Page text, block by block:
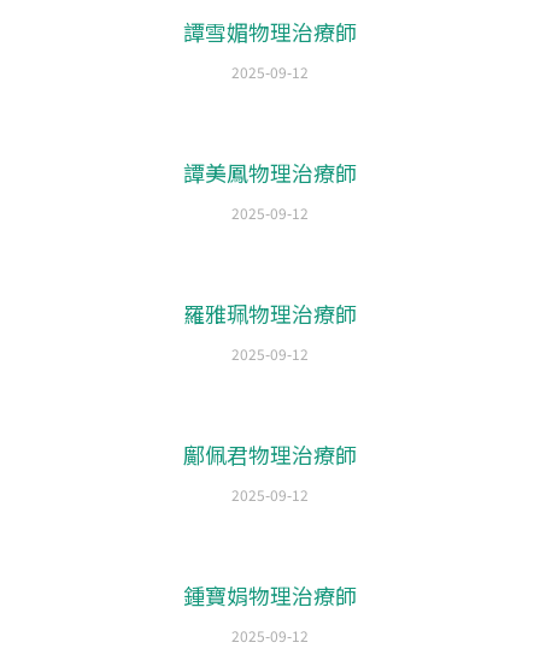
譚雪媚物理治療師
2025-09-12
譚美鳳物理治療師
2025-09-12
羅雅珮物理治療師
2025-09-12
鄺佩君物理治療師
2025-09-12
鍾寶娟物理治療師
2025-09-12